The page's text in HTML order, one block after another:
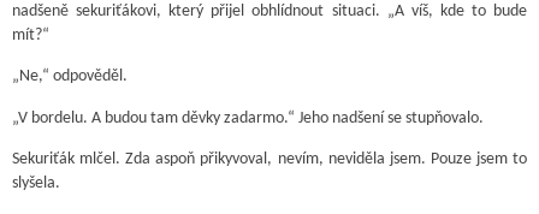
nadšeně sekuriťákovi, který přijel obhlídnout situaci. „A víš, kde to bude
mít?“
„Ne,“ odpověděl.
„V bordelu. A budou tam děvky zadarmo.“ Jeho nadšení se stupňovalo.
Sekuriťák mlčel. Zda aspoň přikyvoval, nevím, neviděla jsem. Pouze jsem to
slyšela.